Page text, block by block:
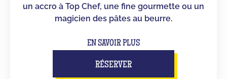
un accro à Top Chef, une fine gourmette ou un
magicien des pâtes au beurre.
EN SAVOIR PLUS
RÉSERVER